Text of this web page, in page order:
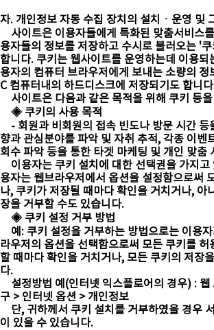
자. 개인정보 자동 수집 장치의 설치ㆍ운영 및
사이트은 이용자들에게 특화된 맞춤서비스
용자들의 정보를 저장하고 수시로 불러오는 '
합니다. 쿠키는 웹사이트를 운영하는데 이용되
용자의 컴퓨터 브라우저에게 보내는 소량의
C 컴퓨터내의 하드디스크에 저장되기도 합니
사이트은 다음과 같은 목적을 위해 쿠키 등
◈ 쿠키의 사용 목적
- 회원과 비회원의 접속 빈도나 방문 시간 등
향과 관심분야를 파악 및 자취 추적, 각종 이벤
회수 파악 등을 통한 타겟 마케팅 및 개인 맞춤
이용자는 쿠키 설치에 대한 선택권을 가지고
용자는 웹브라우저에서 옵션을 설정함으로써
나, 쿠키가 저장될 때마다 확인을 거치거나, 아
장을 거부할 수도 있습니다.
◈ 쿠키 설정 거부 방법
예: 쿠키 설정을 거부하는 방법으로는 이용
라우저의 옵션을 선택함으로써 모든 쿠키를 허
할 때마다 확인을 거치거나, 모든 쿠키의 저장
다.
설정방법 예(인터넷 익스플로어의 경우) : 웹
구 > 인터넷 옵션 > 개인정보
단, 귀하께서 쿠키 설치를 거부하였을 경우
이 있을 수 있습니다.